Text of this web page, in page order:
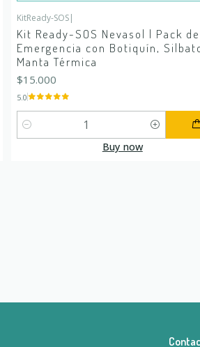
KitReady-SOS|
Kit Ready-SOS Nevasol | Pack de
Emergencia con Botiquín,
Manta Térmica
$15.000
5.0
Quantity
Buy now